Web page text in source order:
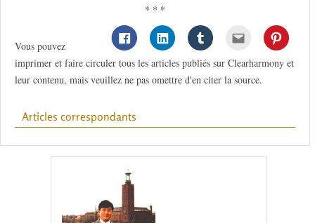
* * *
Vous pouvez
imprimer et faire circuler tous les articles publiés sur Clearharmony et
leur contenu, mais veuillez ne pas omettre d'en citer la source.
Articles correspondants